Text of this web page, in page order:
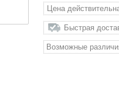
Цена
Быстрая
Возможные